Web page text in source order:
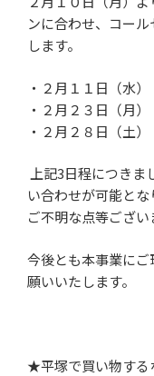
ンに合わせ、コー
します。
・２月１１日（水）
・２月２３日（月）
・２月２８日（土）
上記3日程につきま
い合わせが可能とな
ご不明な点等ござい
今後とも本事業に
願いいたします。
★平塚で買い物する